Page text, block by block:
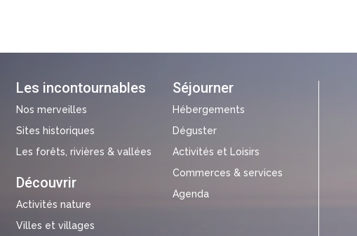
Les incontournables
Nos merveilles
Sites historiques
Les forêts, rivières & vallées
Découvrir
Activités nature
Villes et villages
Séjourner
Hébergements
Déguster
Activités et Loisirs
Commerces & services
Agenda